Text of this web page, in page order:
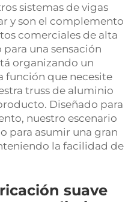
sistemas de vigas
y son el complemento
comerciales de alta
una sensación
organizando un
función que necesite
truss de aluminio
Diseñado para
nuestro escenario
para asumir una gran
la facilidad de
suave